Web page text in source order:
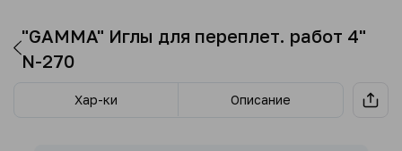
"GAMMA" Иглы для переплет. работ 4"
N-270
Хар-ки Описание